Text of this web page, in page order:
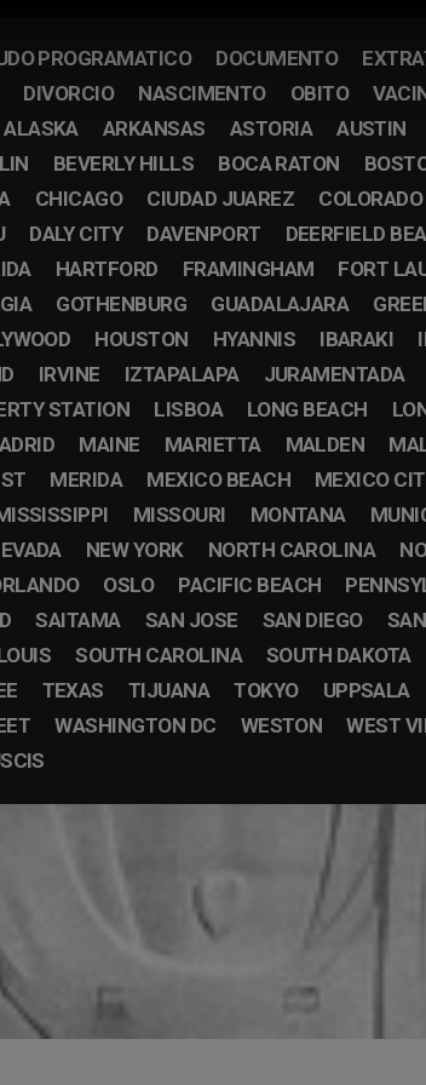
PROGRAMATICO DOCUMENTO
DIVORCIO NASCIMENTO OBITO
ALASKA ARKANSAS ASTORIA AUSTIN
BEVERLY HILLS BOCA RATON
CHICAGO CIUDAD JUAREZ COLORADO
DALY CITY DAVENPORT DEERFIELD
HARTFORD FRAMINGHAM FORT
GOTHENBURG GUADALAJARA
HOUSTON HYANNIS IBARAKI
IRVINE IZTAPALAPA JURAMENTADA
STATION LISBOA LONG BEACH
MAINE MARIETTA MALDEN
MERIDA MEXICO BEACH MEXICO
MISSOURI MONTANA
NEW YORK NORTH CAROLINA
OSLO PACIFIC BEACH
SAITAMA SAN JOSE SAN DIEGO
SOUTH CAROLINA SOUTH DAKOTA
TEXAS TIJUANA TOKYO UPPSALA
WASHINGTON DC WESTON WEST